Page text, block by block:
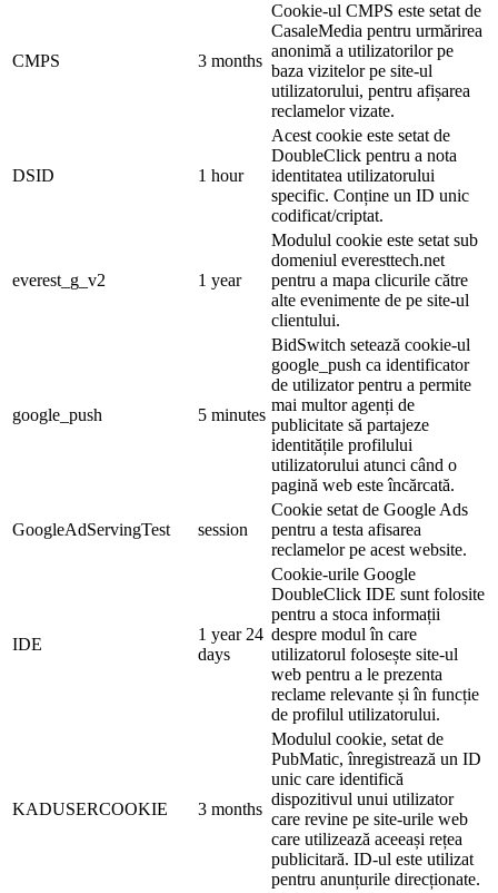
CMPS 3 months
Cookie-ul CMPS este setat de
CasaleMedia pentru urmărirea
anonimă a utilizatorilor pe
baza vizitelor pe site-ul
utilizatorului, pentru afișarea
reclamelor vizate.
DSID 1 hour
Acest cookie este setat de
DoubleClick pentru a nota
identitatea utilizatorului
specific. Conține un ID unic
codificat/criptat.
everest_g_v2 1 year
Modulul cookie este setat sub
domeniul everesttech.net
pentru a mapa clicurile către
alte evenimente de pe site-ul
clientului.
google_push 5 minutes
BidSwitch setează cookie-ul
google_push ca identificator
de utilizator pentru a permite
mai multor agenți de
publicitate să partajeze
identitățile profilului
utilizatorului atunci când o
pagină web este încărcată.
GoogleAdServingTest session
Cookie setat de Google Ads
pentru a testa afisarea
reclamelor pe acest website.
IDE
1 year 24
days
Cookie-urile Google
DoubleClick IDE sunt folosite
pentru a stoca informații
despre modul în care
utilizatorul folosește site-ul
web pentru a le prezenta
reclame relevante și în funcție
de profilul utilizatorului.
KADUSERCOOKIE 3 months
Modulul cookie, setat de
PubMatic, înregistrează un ID
unic care identifică
dispozitivul unui utilizator
care revine pe site-urile web
care utilizează aceeași rețea
publicitară. ID-ul este utilizat
pentru anunțurile direcționate.